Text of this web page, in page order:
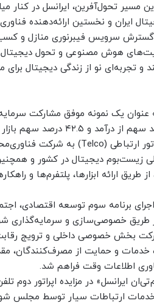
آغاز این مسیر تحول‌آفرین، ایرانسل در
هوش مصنوعی و تحول دیجیتال
تجربه‌ای نو از زندگی دیجیتال برای
زیست‌بوم دیجیتال در کشور و
ارائه ابزارها، پلتفرم‌ها و
از طریق خصوصی‌سازی و
بخش خصوصی داخلی و ترویج
و حمایت از مصرف‌کنندگان،
اطلاعات وقت فراهم شد.
ایرانسل» در مزایده اپراتور دوم
خدمات ارتباطات سیار توسط مجلس